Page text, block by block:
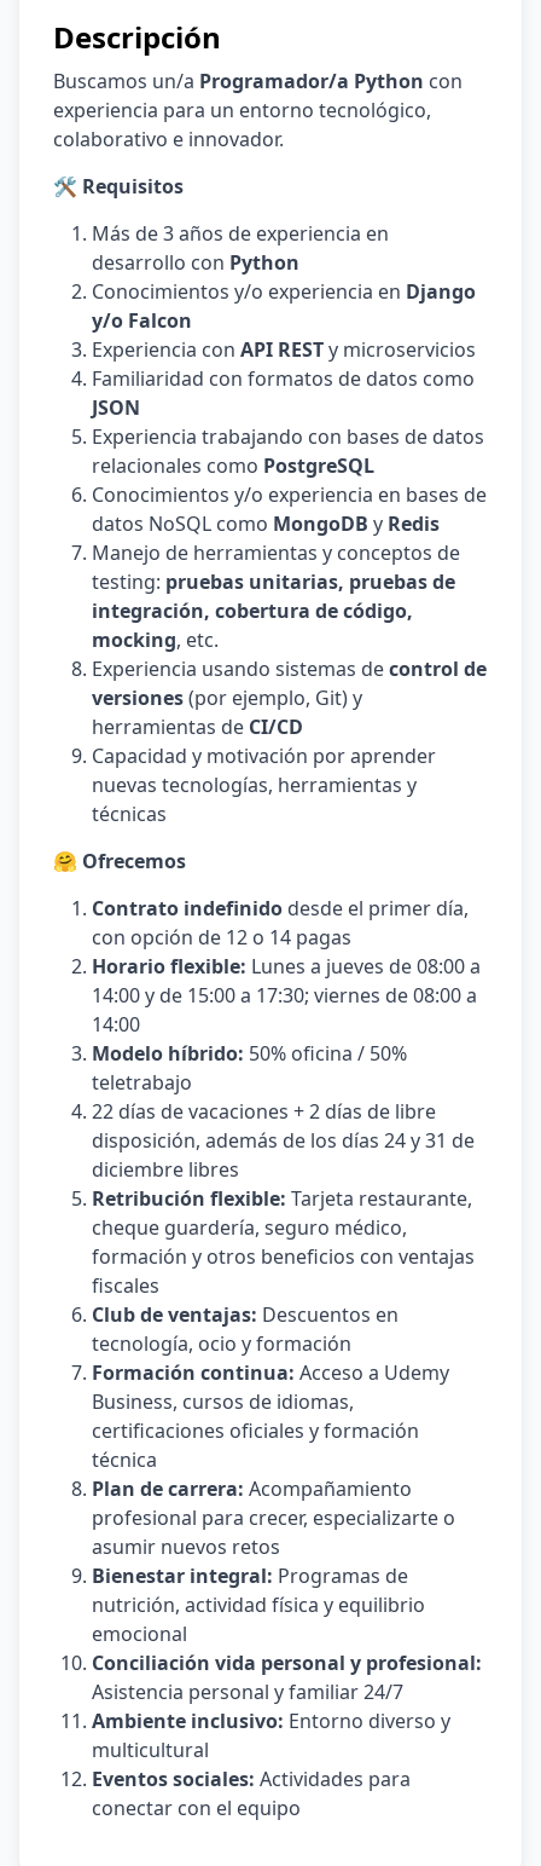
Descripción
Buscamos un/a Programador/a Python con
experiencia para un entorno tecnológico,
colaborativo e innovador.
🛠️ Requisitos
Más de 3 años de experiencia en
desarrollo con Python
Conocimientos y/o experiencia en Django
y/o Falcon
Experiencia con API RESTy microservicios
Familiaridad con formatos de datos como
JSON
Experiencia trabajando con bases de datos
relacionales como PostgreSQL
Conocimientos y/o experiencia en bases de
datos NoSQL como MongoDB y Redis
Manejo de herramientas y conceptos de
testing: pruebas unitarias, pruebas de
integración, cobertura de código,
mocking, etc.
Experiencia usando sistemas decontrol de
versiones(por ejemplo, Git) y
herramientas de CI/CD
Capacidad y motivación por aprender
nuevas tecnologías, herramientas y
técnicas
🤗 Ofrecemos
Contrato indefinido desde el primer día,
con opción de 12 o 14 pagas
Horario flexible: Lunes a jueves de 08:00 a
14:00 y de 15:00 a 17:30; viernes de 08:00 a
14:00
Modelo híbrido: 50% oficina / 50%
teletrabajo
22 días de vacaciones + 2 días de libre
disposición, además de los días 24 y 31 de
diciembre libres
Retribución flexible: Tarjeta restaurante,
cheque guardería, seguro médico,
formación y otros beneficios con ventajas
fiscales
Club de ventajas: Descuentos en
tecnología, ocio y formación
Formación continua: Acceso a Udemy
Business, cursos de idiomas,
certificaciones oficiales y formación
técnica
Plan de carrera: Acompañamiento
profesional para crecer, especializarte o
asumir nuevos retos
Bienestar integral: Programas de
nutrición, actividad física y equilibrio
emocional
Conciliación vida personal y profesional:
Asistencia personal y familiar 24/7
Ambiente inclusivo: Entorno diverso y
multicultural
Eventos sociales: Actividades para
conectar con el equipo